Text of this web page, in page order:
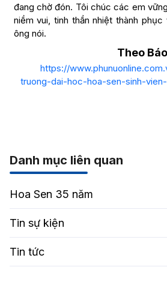
đang chờ đón. Tôi chúc các em
niềm vui, tinh thần nhiệt thành
ông nói.
Theo
https://
truong-dai-hoc-hoa-sen-sinh-
Danh mục liên quan
Hoa Sen 35 năm
Tin sự kiện
Tin tức